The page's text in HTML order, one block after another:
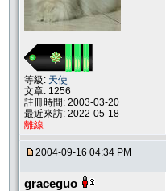
等級: 天使
文章: 1256
註冊時間: 2003-03-20
最近來訪: 2022-05-18
離線
2004-09-16 04:34 PM
graceguo